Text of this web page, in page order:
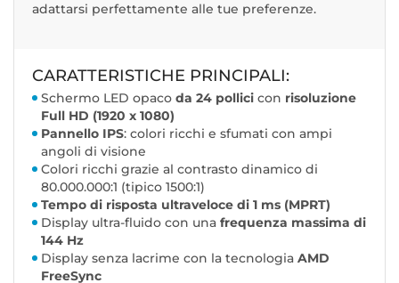
adattarsi perfettamente alle tue preferenze.
CARATTERISTICHE PRINCIPALI:
Schermo LED opaco da 24 pollici con risoluzione
Full HD (1920 x 1080)
Pannello IPS: colori ricchi e sfumati con ampi
angoli di visione
Colori ricchi grazie al contrasto dinamico di
80.000.000:1 (tipico 1500:1)
Tempo di risposta ultraveloce di 1 ms (MPRT)
Display ultra-fluido con una frequenza massima di
144 Hz
Display senza lacrime con la tecnologia AMD
FreeSync